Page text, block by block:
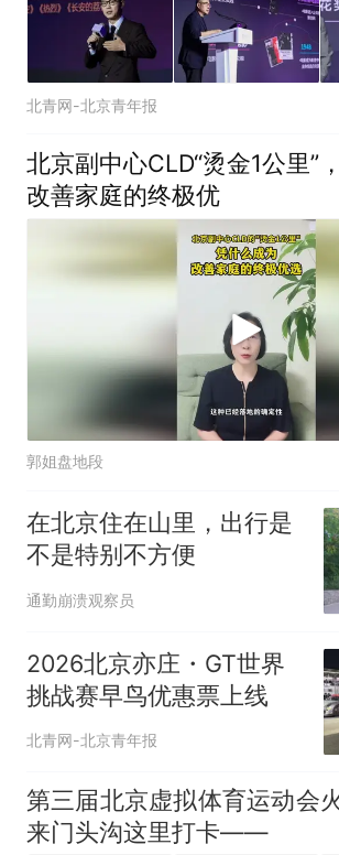
北青网-北京青年报
北京副中心CLD“烫金1公里”
改善家庭的终极优
郭姐盘地段
在北京住在山里，出行是
不是特别不方便
通勤崩溃观察员
2026北京亦庄・GT世界
挑战赛早鸟优惠票上线
北青网-北京青年报
第三届北京虚拟体育运动会
来门头沟这里打卡——